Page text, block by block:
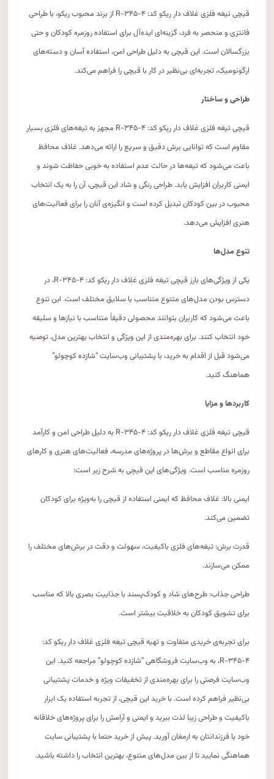
قیچی تیغه فلزی غلاف دار ریکو کد: R-۳۴۵-۴ از برند محبوب ریکو، با طراحی
فانتزی و منحصر به فرد، گزینه‌ای ایده‌آل برای استفاده روزمره کودکان و حتی
بزرگسالان است. این قیچی به دلیل طراحی امن، استفاده آسان و دسته‌های
ارگونومیک، تجربه‌ای بی‌نظیر در کار با قیچی را فراهم می‌کند.
طراحی و ساختار
قیچی تیغه فلزی غلاف دار ریکو کد: R-۳۴۵-۴ مجهز به تیغه‌های فلزی بسیار
مقاوم است که توانایی برش دقیق و سریع را ارائه می‌دهد. غلاف محافظ
باعث می‌شود که تیغه‌ها در حالت عدم استفاده به خوبی حفاظت شوند و
ایمنی کاربران افزایش یابد. طراحی رنگی و شاد این قیچی، آن را به یک انتخاب
محبوب در بین کودکان تبدیل کرده است و انگیزه‌ی آنان را برای فعالیت‌های
هنری افزایش می‌دهد.
تنوع مدل‌ها
یکی از ویژگی‌های بارز قیچی تیغه فلزی غلاف دار ریکو کد: R-۳۴۵-۴، در
دسترس بودن مدل‌های متنوع متناسب با سلایق مختلف است. این تنوع
باعث می‌شود که کاربران بتوانند محصولی دقیقاً متناسب با نیازها و سلیقه
خود انتخاب کنند. برای بهره‌مندی از این ویژگی و انتخاب بهترین مدل، توصیه
می‌شود قبل از اقدام به خرید، با پشتیبانی وب‌سایت “شازده کوچولو”
هماهنگ کنید.
کاربردها و مزایا
قیچی تیغه فلزی غلاف دار ریکو کد: R-۳۴۵-۴ به دلیل طراحی امن و کارآمد
برای انواع مقاطع و برش‌ها در پروژه‌های مدرسه، فعالیت‌های هنری و کارهای
روزمره مناسب است. ویژگی‌های این قیچی به شرح زیر است:
ایمنی بالا: غلاف محافظ که ایمنی استفاده از قیچی را به‌ویژه برای کودکان
تضمین می‌کند.
قدرت برش: تیغه‌های فلزی باکیفیت، سهولت و دقت در برش‌های مختلف را
ممکن می‌سازند.
طراحی جذاب: طرح‌های شاد و کودک‌پسند با جذابیت بصری بالا که مناسب
برای تشویق کودکان به خلاقیت بیشتر است.
برای تجربه‌ی خریدی متفاوت و تهیه قیچی تیغه فلزی غلاف دار ریکو کد:
R-۳۴۵-۴، به وب‌سایت فروشگاهی “شازده کوچولو” مراجعه کنید. این
وب‌سایت فرصتی را برای بهره‌مندی از تخفیفات ویژه و خدمات پشتیبانی
بی‌نظیر فراهم کرده است. با خرید این قیچی، از تجربه استفاده یک ابزار
باکیفیت و طراحی زیبا لذت ببرید و ایمنی و آرامش را برای پروژه‌های خلاقانه
خود یا فرزندانتان به ارمغان آورید. پیش از خرید حتما با پشتیبانی سایت
هماهنگی نمایید تا از بین مدل‌های متنوع، بهترین انتخاب را داشته باشید.